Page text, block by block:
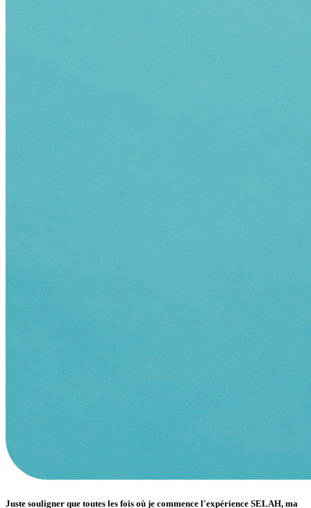
Juste souligner que toutes les fois où je commence l'expérience SELAH, ma